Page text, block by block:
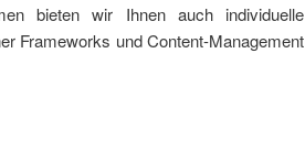
bieten wir Ihnen auch individuelle
Frameworks und Content-Management